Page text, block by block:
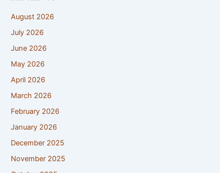
August 2026
July 2026
June 2026
May 2026
April 2026
March 2026
February 2026
January 2026
December 2025
November 2025